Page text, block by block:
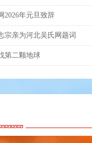
2026年元旦致辞
宗亲为河北吴氏网题词
第二颗地球